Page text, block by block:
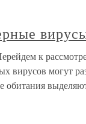
к
вирусов могут
обитания